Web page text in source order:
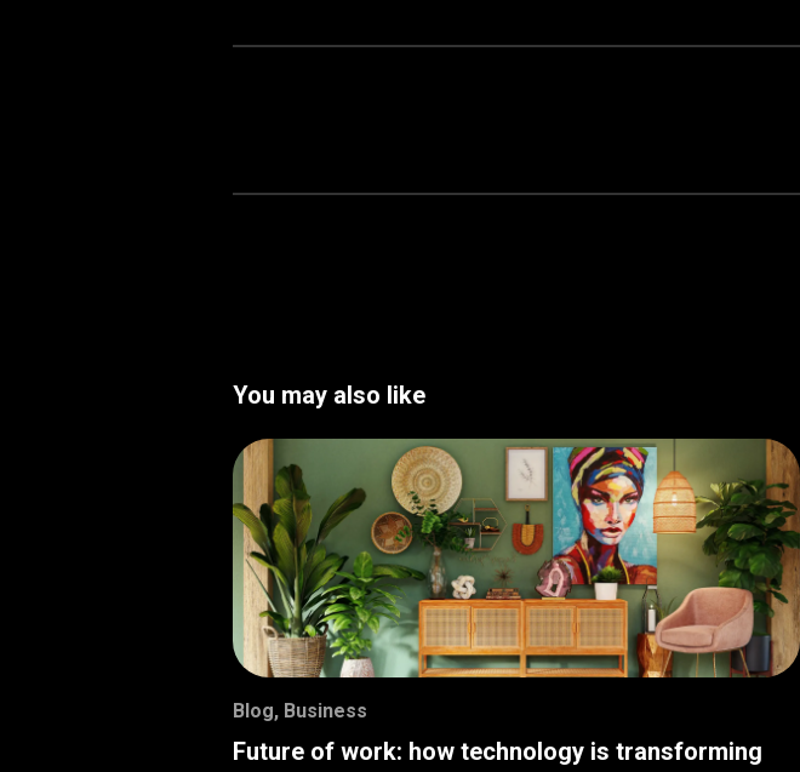
You may also like
Blog, Business
Future of work: how technology is transforming